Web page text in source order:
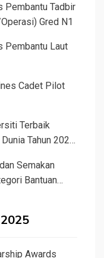
Pembantu Tadbir
Gred N1
Pembantu Laut
Cadet Pilot
Terbaik
Tahun 2026
Semakan
Bantuan
Awards